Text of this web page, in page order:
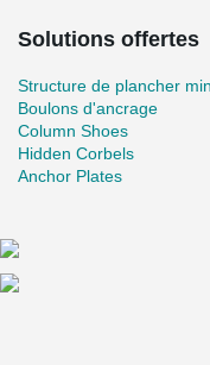
Solutions offertes
Structure de plancher
Boulons d'ancrage
Column Shoes
Hidden Corbels
Anchor Plates